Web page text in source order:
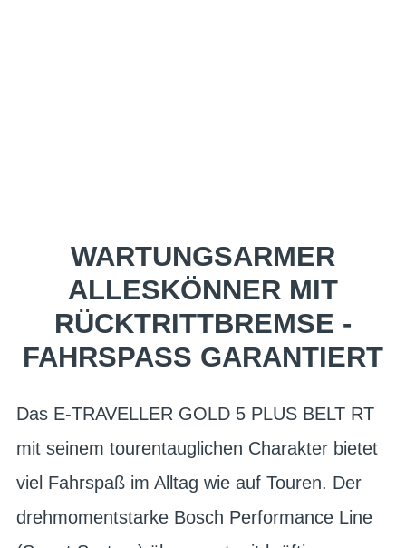
WARTUNGSARMER
ALLESKÖNNER MIT
RÜCKTRITTBREMSE -
FAHRSPASS GARANTIERT
Das E-TRAVELLER GOLD 5 PLUS BELT RT
mit seinem tourentauglichen Charakter bietet
viel Fahrspaß im Alltag wie auf Touren. Der
drehmomentstarke Bosch Performance Line